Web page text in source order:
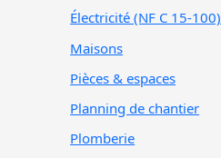
Électricité (NF C 15-100)
Maisons
Pièces & espaces
Planning de chantier
Plomberie